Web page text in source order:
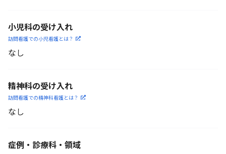
小児科の受け入れ
訪問看護での小児看護とは？
なし
精神科の受け入れ
訪問看護での精神科看護とは？
なし
症例・診療科・ 領域